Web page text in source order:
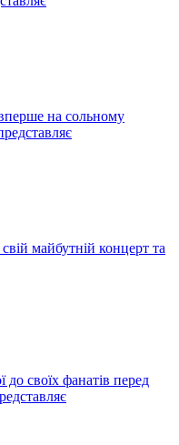
на сольному
майбутній концерт та
своїх фанатів перед